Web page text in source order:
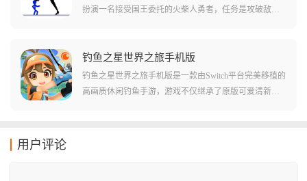
初步认知。
扮演一名接受国王委托的火柴人勇者，任务是攻破敌军
数字，你必须像玩大鱼吃小鱼一样，精准计算每一次进
攻，才能在这场关于数字的游戏中存活下去。
钓鱼之星世界之旅手机版
钓鱼之星世界之旅手机版是一款由Switch平台完美移植的
高画质休闲钓鱼手游，游戏不仅继承了原版可爱清新的
用户评论